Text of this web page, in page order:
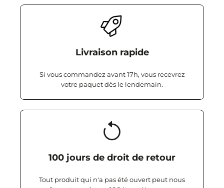
Livraison rapide
Si vous commandez avant 17h, vous recevrez
votre paquet dès le lendemain.
100 jours de droit de retour
Tout produit qui n'a pas été ouvert peut nous